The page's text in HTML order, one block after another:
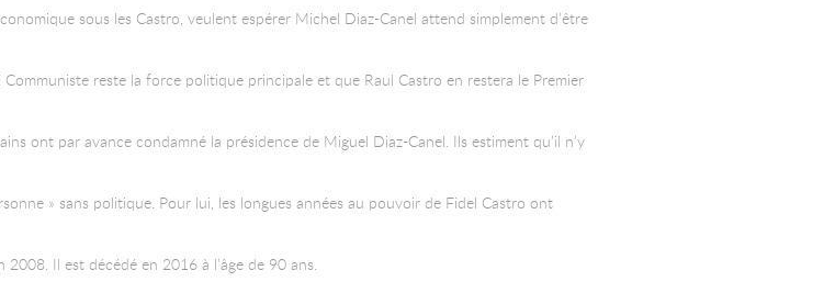
sous les Castro, veulent espérer Michel Diaz-Canel attend simplement d’être
reste la force politique principale et que Raul Castro en restera le Premier
ont par avance condamné la présidence de Miguel Diaz-Canel. Ils estiment qu’il n’y
» sans politique. Pour lui, les longues années au pouvoir de Fidel Castro ont
Il est décédé en 2016 à l’âge de 90 ans.